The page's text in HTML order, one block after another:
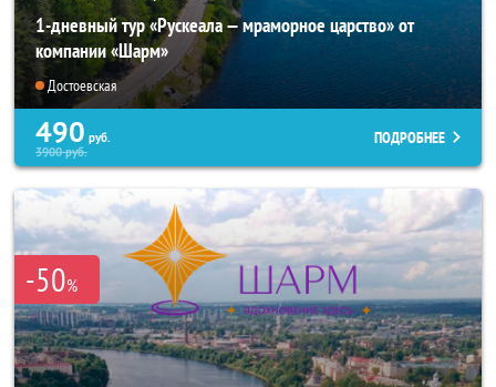
1-дневный тур «Рускеала — мраморное царство» от
компании «Шарм»
Достоевская
490 руб.
3900руб.
ПОДРОБНЕЕ
-50%